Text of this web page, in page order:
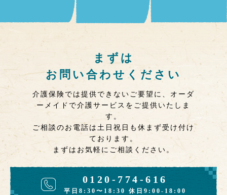
まずは
お問い合わせください
介護保険では提供できないご要望に、オーダ
ーメイドで介護サービスをご提供いたしま
す。
ご相談のお電話は土日祝日も休まず受け付け
ております。
まずはお気軽にご相談ください。
0120-774-616
平日8:30〜18:30 休日9:00-18:00